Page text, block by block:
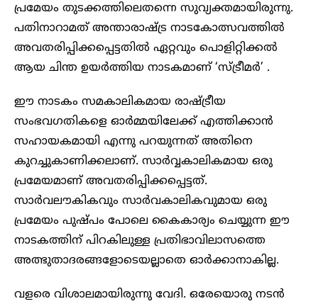
പ്രമേയം തുടക്കത്തിലെതന്നെ സുവ്യക്തമായിരുന്നു.
പതിനാറാമത് അന്താരാഷ്ട്ര നാടകോത്സവത്തിൽ
അവതരിപ്പിക്കപ്പെട്ടതിൽ ഏറ്റവും പൊളിറ്റിക്കൽ
ആയ ചിന്ത ഉയർത്തിയ നാടകമാണ് ‘സ്ട്രീമർ’ .
ഈ നാടകം സമകാലികമായ രാഷ്ട്രീയ
സംഭവഗതികളെ ഓർമ്മയിലേക്ക് എത്തിക്കാൻ
സഹായകമായി എന്നു പറയുന്നത് അതിനെ
കുറച്ചുകാണിക്കലാണ്. സാർവ്വകാലികമായ ഒരു
പ്രമേയമാണ് അവതരിപ്പിക്കപ്പെട്ടത്.
സാർവലൗകികവും സാർവകാലികവുമായ ഒരു
പ്രമേയം പുഷ്പം പോലെ കൈകാര്യം ചെയ്യുന്ന ഈ
നാടകത്തിന് പിറകിലുള്ള പ്രതിഭാവിലാസത്തെ
അത്ഭുതാദരങ്ങളോടെയല്ലാതെ ഓർക്കാനാകില്ല.
വളരെ വിശാലമായിരുന്നു വേദി. ഒരേയൊരു നടൻ